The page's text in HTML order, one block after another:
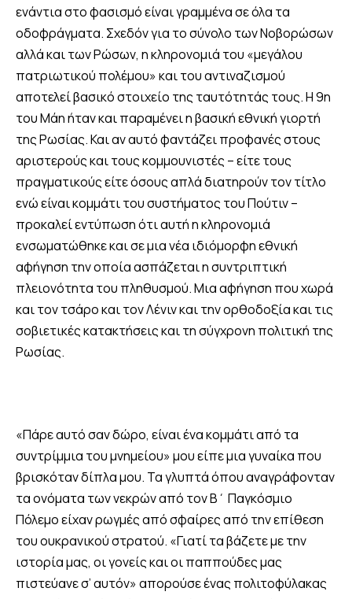
ενάντια στο φασισμό είναι γραμμένα σε όλα τα
οδοφράγματα. Σχεδόν για το σύνολο των Νοβορώσων
αλλά και των Ρώσων, η κληρονομιά του «μεγάλου
πατριωτικού πολέμου» και του αντιναζισμού
αποτελεί βασικό στοιχείο της ταυτότητάς τους. Η 9η
του Μάη ήταν και παραμένει η βασική εθνική γιορτή
της Ρωσίας. Και αν αυτό φαντάζει προφανές στους
αριστερούς και τους κομμουνιστές – είτε τους
πραγματικούς είτε όσους απλά διατηρούν τον τίτλο
ενώ είναι κομμάτι του συστήματος του Πούτιν –
προκαλεί εντύπωση ότι αυτή η κληρονομιά
ενσωματώθηκε και σε μια νέα ιδιόμορφη εθνική
αφήγηση την οποία ασπάζεται η συντριπτική
πλειονότητα του πληθυσμού. Μια αφήγηση που χωρά
και τον τσάρο και τον Λένιν και την ορθοδοξία και τις
σοβιετικές κατακτήσεις και τη σύγχρονη πολιτική της
Ρωσίας.
«Πάρε αυτό σαν δώρο, είναι ένα κομμάτι από τα
συντρίμμια του μνημείου» μου είπε μια γυναίκα που
βρισκόταν δίπλα μου. Τα γλυπτά όπου αναγράφονταν
τα ονόματα των νεκρών από τον Β΄ Παγκόσμιο
Πόλεμο είχαν ρωγμές από σφαίρες από την επίθεση
του ουκρανικού στρατού. «Γιατί τα βάζετε με την
ιστορία μας, οι γονείς και οι παππούδες μας
πιστεύανε σ’ αυτόν» απορούσε ένας πολιτοφύλακας